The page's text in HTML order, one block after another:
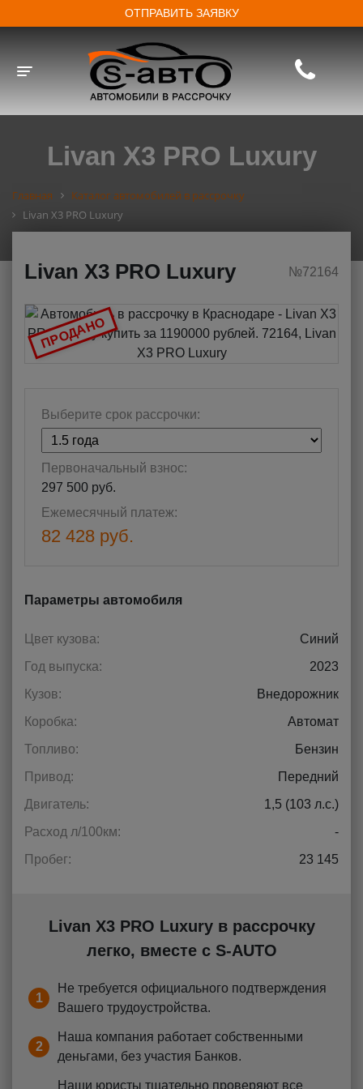
Toggle navigation
ОТПРАВИТЬ ЗАЯВКУ
Livan X3 PRO Luxury
Главная
Каталог автомобилей в рассрочку
Livan X3 PRO Luxury
Livan X3 PRO Luxury №72164
Выберите срок рассрочки:
Первоначальный взнос:
297 500 руб.
Ежемесячный платеж:
82 428 руб.
Параметры автомобиля
Цвет кузова:
Синий
Год выпуска:
2023
Кузов:
Внедорожник
Коробка:
Автомат
Топливо:
Бензин
Привод:
Передний
Двигатель:
1,5 (103 л.с.)
Расход л/100км:
-
Пробег:
23 145
ПРОДАНО
Livan X3 PRO Luxury в рассрочку
легко, вместе с S-AUTO
1
Не требуется официального подтверждения
Вашего трудоустройства.
2
Наша компания работает собственными
деньгами, без участия Банков.
Наши юристы тщательно проверяют все